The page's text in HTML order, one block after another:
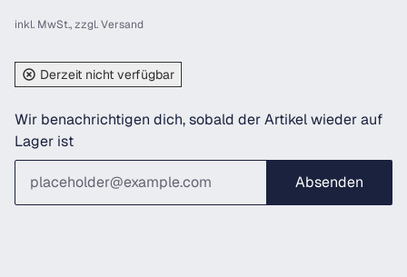
inkl. MwSt., zzgl.Versand
Derzeit nicht verfügbar
Wir benachrichtigen dich, sobald der Artikel wieder auf
Lager ist
Absenden